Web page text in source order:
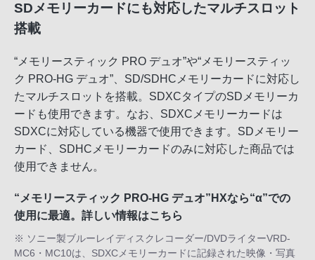
SDメモリーカードにも対応したマルチスロット
搭載
“メモリースティック PRO デュオ”や“メモリースティッ
ク PRO-HG デュオ”、SD/SDHCメモリーカードに対応し
たマルチスロットを搭載。SDXCタイプのSDメモリーカ
ードも使用できます。なお、SDXCメモリーカードは
SDXCに対応している機器で使用できます。SDメモリー
カード、SDHCメモリーカードのみに対応した商品では
使用できません。
“メモリースティック PRO-HG デュオ”HXなら“α”での
使用に最適。 詳しい情報はこちら
※ ソニー製ブルーレイディスクレコーダー/DVDライターVRD-
MC6・MC10は、SDXCメモリーカードに記録された映像・写真